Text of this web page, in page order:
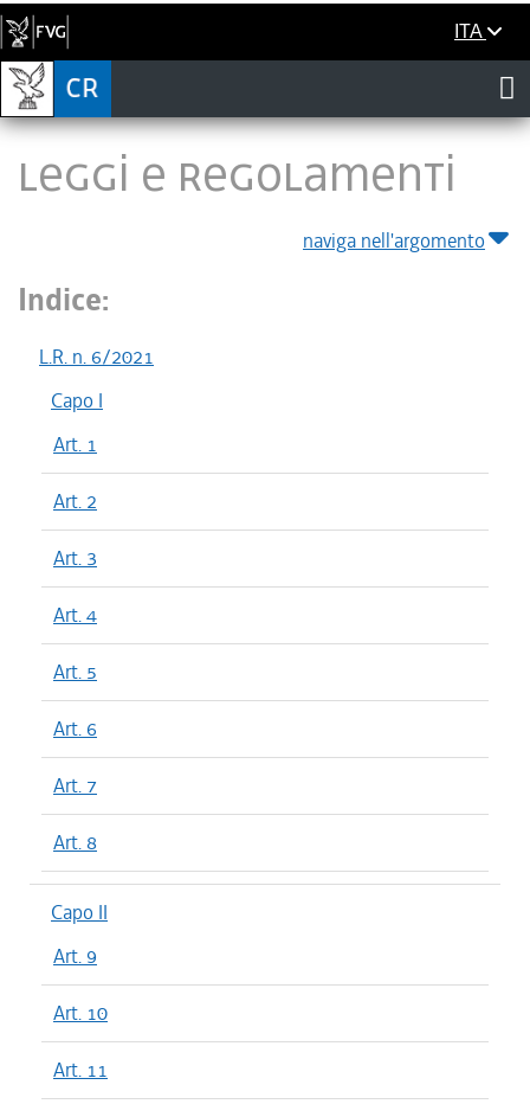
ITA
LEGGI E REGOLAMENTI
naviga nell'argomento
Indice:
L.R. n. 6/2021
Capo I
Art. 1
Art. 2
Art. 3
Art. 4
Art. 5
Art. 6
Art. 7
Art. 8
Capo II
Art. 9
Art. 10
Art. 11